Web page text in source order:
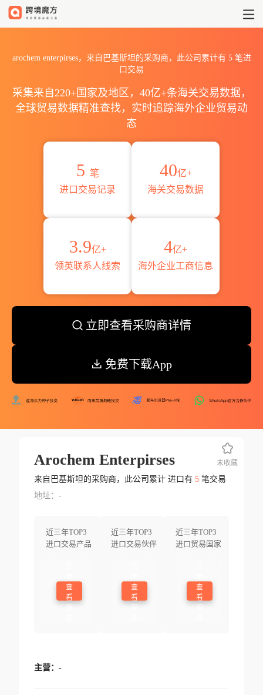
arochem enterpirses，来自巴基斯坦的采购商，此公司累计有 5笔进
口交易
采集来自220+国家及地区，40亿+条海关交易数据，
全球贸易数据精准查找，实时追踪海外企业贸易动
态
5 笔
进口交易记录
40亿+
海关交易数据
3.9亿+
领英联系人线索
4亿+
海外企业工商信息
立即查看采购商详情
免费下载App
Arochem Enterpirses
来自巴基斯坦的采购商，此公司累计 进口有 5笔交易
地址：-
近三年TOP3
进口交易产品
查
看
近三年TOP3
进口交易伙伴
查
看
近三年TOP3
进口贸易国家
查
看
未收藏
主营： -